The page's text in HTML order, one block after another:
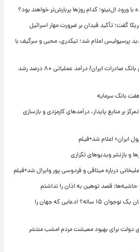
ورود ال‌نینو؛ کدام روزها پربارش‌تر خواهند بود؟
گفت؛ تأکید فیدان بر ضرورت مهار اسرائیل
پرسپولیس اعلام شد؛ تیکدری، محبی و سرگیف با
تغییر مثبت در عملکرد مالی بانک صادرات ایران/ درآمد عملیاتی ۸۰ درصد رشد
بانک سرمایه
بر منابع پایدار، درآمدهای کارمزدی و بازسازی
ایران» اعلام شد+فیلم
بازنشر ویدیوهای تکراری
درباره میثاقی و فردوسی پور وایرال شد+فیلم
قصد توهین به اذان را نداشتم
راز طول عمر انسان در دستان یک نوجوان ۱۵ ساله؟ ادعایی که جهان را
دولت برای بهبود معیشت مردم امشب منتشر